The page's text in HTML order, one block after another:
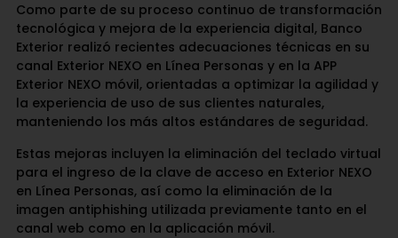
Como parte de su proceso continuo de transformación
tecnológica y mejora de la experiencia digital, Banco
Exterior realizó recientes adecuaciones técnicas en su
canal Exterior NEXO en Línea Personas y en la APP
Exterior NEXO móvil, orientadas a optimizar la agilidad y
la experiencia de uso de sus clientes naturales,
manteniendo los más altos estándares de seguridad.
Estas mejoras incluyen la eliminación del teclado virtual
para el ingreso de la clave de acceso en Exterior NEXO
en Línea Personas, así como la eliminación de la
imagen antiphishing utilizada previamente tanto en el
canal web como en la aplicación móvil.